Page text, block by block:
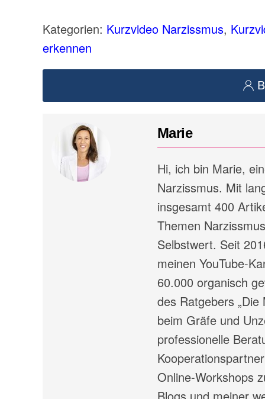
Kategorien: Kurzvideo Narzissmus,
erkennen
Marie
Hi, ich bin Marie,
Narzissmus. Mit
insgesamt 400
Themen
Selbstwert. Seit
meinen YouTube-
60.000 organisch
des Ratgebers
beim Gräfe und
professionelle
Online-Workshops